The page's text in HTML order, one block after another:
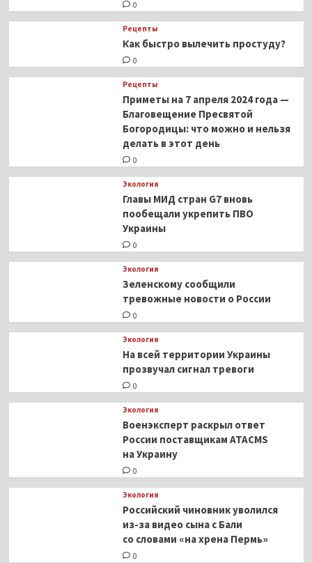
0
Рецепты
Как быстро вылечить простуду?
0
Рецепты
Приметы на 7 апреля 2024 года —
Благовещение Пресвятой
Богородицы: что можно и нельзя
делать в этот день
0
Экология
Главы МИД стран G7 вновь
пообещали укрепить ПВО
Украины
0
Экология
Зеленскому сообщили
тревожные новости о России
0
Экология
На всей территории Украины
прозвучал сигнал тревоги
0
Экология
Военэксперт раскрыл ответ
России поставщикам ATACMS
на Украину
0
Экология
Российский чиновник уволился
из-за видео сына с Бали
со словами «на хрена Пермь»
0